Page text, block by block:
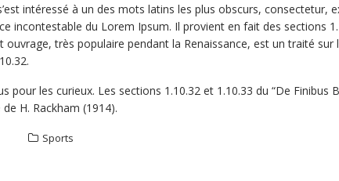
intéressé à un des mots latins les plus obscurs, consectetur,
du Lorem Ipsum. Il provient en fait des sections
très populaire pendant la Renaissance, est un traité sur
les curieux. Les sections 1.10.32 et 1.10.33 du “De
H. Rackham (1914).
Sports